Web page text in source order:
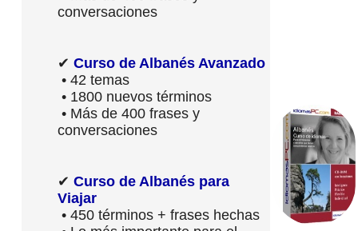
conversaciones
✔ Curso de Albanés Avanzado
• 42 temas
• 1800 nuevos términos
• Más de 400 frases y
conversaciones
✔ Curso de Albanés para
Viajar
• 450 términos + frases hechas